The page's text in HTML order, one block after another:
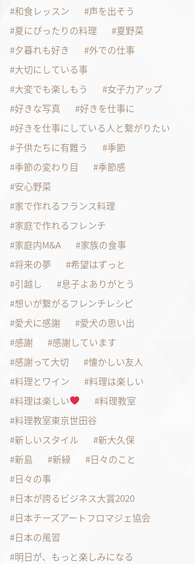
和食レッスン
声を出そう
夏にぴったりの料理
夏野菜
夕暮れも好き
外での仕事
大切にしている事
大変でも楽しもう
女子力アップ
好きな写真
好きを仕事に
好きを仕事にしている人と繋がりたい
子供たちに有難う
季節
季節の変わり目
季節感
安心野菜
家で作れるフランス料理
家庭で作れるフレンチ
家庭内M&A
家族の食事
将来の夢
希望はずっと
引越し
息子よありがとう
想いが繋がるフレンチレシピ
愛犬に感謝
愛犬の思い出
感謝
感謝しています
感謝って大切
懐かしい友人
料理とワイン
料理は楽しい
料理は楽しい
料理教室
料理教室東京世田谷
新しいスタイル
新大久保
新島
新緑
日々のこと
日々の事
日本が誇るビジネス大賞2020
日本チーズアートフロマジェ協会
日本の風習
明日が、もっと楽しみになる